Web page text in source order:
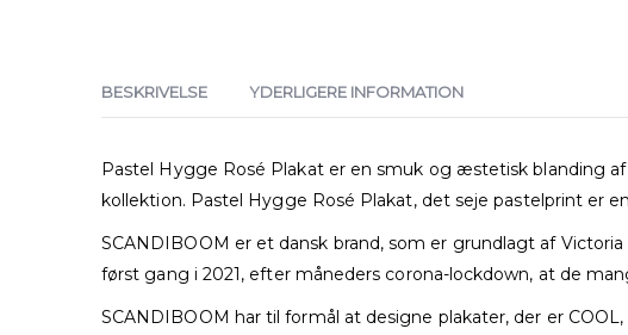
BESKRIVELSE YDERLIGERE INFORMATION
Pastel Hygge Rosé Plakat er en smuk og æstetisk blanding
kollektion. Pastel Hygge Rosé Plakat, det seje pastelprint er
SCANDIBOOM er et dansk brand, som er grundlagt af
først gang i 2021, efter måneders corona-lockdown, at de
SCANDIBOOM har til formål at designe plakater, der er